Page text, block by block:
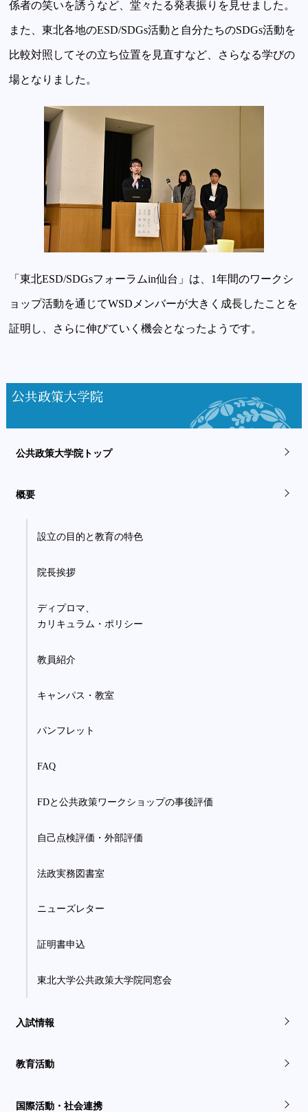
係者の笑いを誘うなど、堂々たる発表振りを見せました。
また、東北各地のESD/SDGs活動と自分たちのSDGs活動を
比較対照してその立ち位置を見直すなど、さらなる学びの
場となりました。
「東北ESD/SDGsフォーラムin仙台」は、1年間のワークシ
ョップ活動を通じてWSDメンバーが大きく成長したことを
証明し、さらに伸びていく機会となったようです。
公共政策大学院
公共政策大学院トップ
概要
設立の目的と教育の特色
院長挨拶
ディプロマ、
カリキュラム・ポリシー
教員紹介
キャンパス・教室
パンフレット
FAQ
FDと公共政策ワークショップの事後評価
自己点検評価・外部評価
法政実務図書室
ニューズレター
証明書申込
東北大学公共政策大学院同窓会
入試情報
教育活動
国際活動・社会連携